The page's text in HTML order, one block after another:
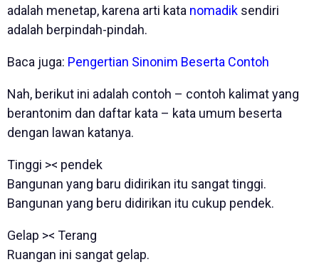
adalah menetap, karena arti kata nomadik sendiri
adalah berpindah-pindah.
Baca juga: Pengertian Sinonim Beserta Contoh
Nah, berikut ini adalah contoh – contoh kalimat yang
berantonim dan daftar kata – kata umum beserta
dengan lawan katanya.
Tinggi >< pendek
Bangunan yang baru didirikan itu sangat tinggi.
Bangunan yang beru didirikan itu cukup pendek.
Gelap >< Terang
Ruangan ini sangat gelap.